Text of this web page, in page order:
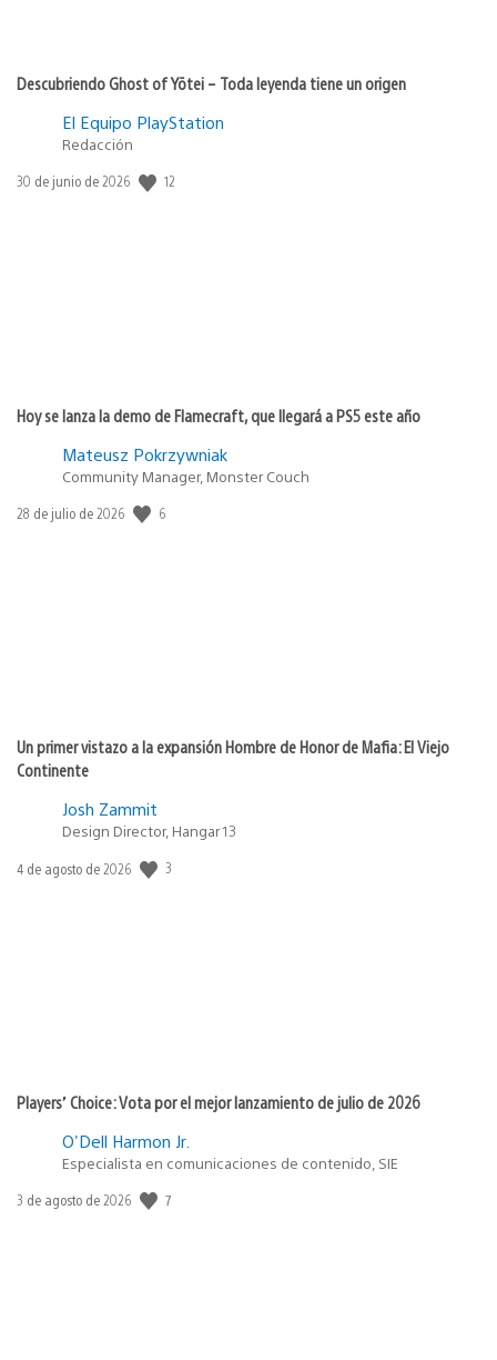
Descubriendo Ghost of Yōtei – Toda leyenda tiene un origen
El Equipo PlayStation
Redacción
Fecha
30 de junio de 2026 12
Hoy se lanza la demo de Flamecraft, que llegará a PS5 este año
Mateusz Pokrzywniak
Community Manager, Monster Couch
Fecha
28 de julio de 2026 6
Un primer vistazo a la expansión Hombre de Honor de Mafia: El Viejo
Continente
Josh Zammit
Design Director, Hangar 13
Fecha
4 de agosto de 2026 3
Players’ Choice: Vota por el mejor lanzamiento de julio de 2026
O'Dell Harmon Jr.
Especialista en comunicaciones de contenido, SIE
Fecha
3 de agosto de 2026 7